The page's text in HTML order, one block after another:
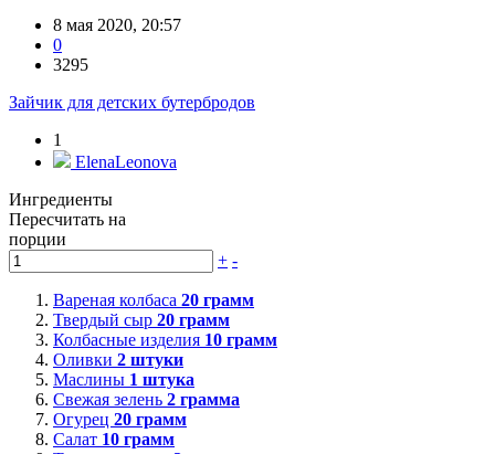
8 мая 2020, 20:57
0
3295
Зайчик для детских бутербродов
1
ElenaLeonova
Ингредиенты
Пересчитать на
порции
+ -
Вареная колбаса 20 грамм
Твердый сыр 20 грамм
Колбасные изделия 10 грамм
Оливки 2 штуки
Маслины 1 штука
Свежая зелень 2 грамма
Огурец 20 грамм
Салат 10 грамм